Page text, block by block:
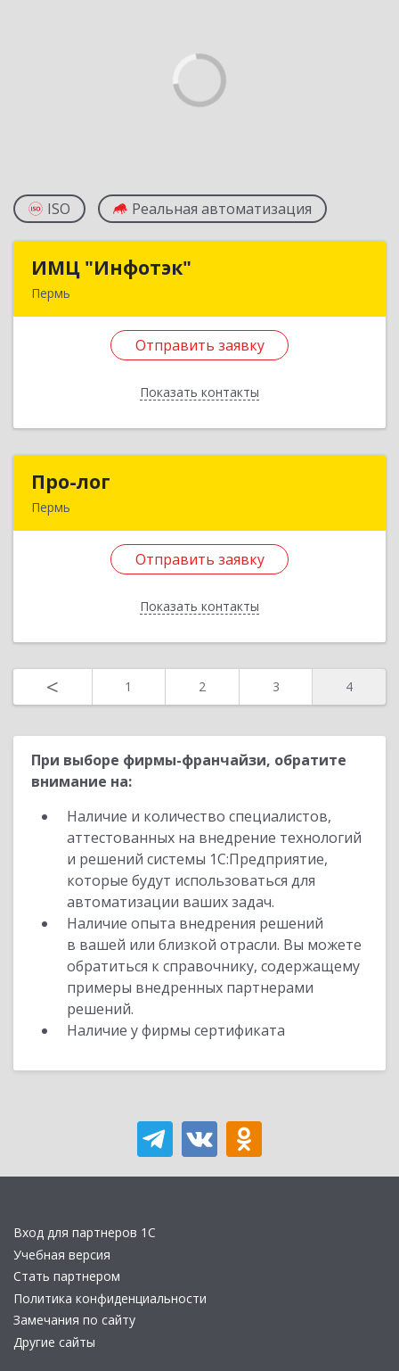
ISO Реальная автоматизация
ИМЦ "Инфотэк"
Пермь
Отправить заявку
Показать контакты
дом № 57, оф.204
Про-лог
Пермь
Отправить заявку
Показать контакты
< 1 2 3 4
При выборе фирмы-франчайзи, обратите
внимание на:
Наличие и количество специалистов,
аттестованных на внедрение технологий
и решений системы 1С:Предприятие,
которые будут использоваться для
автоматизации ваших задач.
Наличие опыта внедрения решений
в вашей или близкой отрасли. Вы можете
обратиться к справочнику, содержащему
примеры внедренных партнерами
решений.
Наличие у фирмы сертификата
Вход для партнеров 1С
Учебная версия
Стать партнером
Политика конфиденциальности
Замечания по сайту
Другие сайты